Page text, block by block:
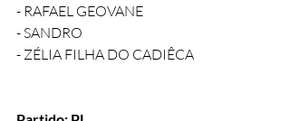
- RAFAEL GEOVANE
- SANDRO
- ZÉLIA FILHA DO CADIÊCA